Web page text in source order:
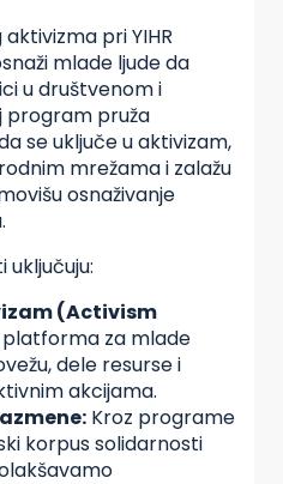
pri YIHR
mlade ljude da
u društvenom i
program pruža
se uključe u aktivizam,
mrežama i zalažu
osnaživanje
uključuju:
(Activism
za mlade
dele resurse i
akcijama.
Kroz programe
korpus solidarnosti